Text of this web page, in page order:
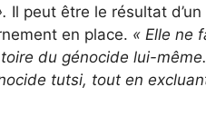
Il peut être le résultat
en place. « Elle ne
du génocide lui-même.
tutsi, tout en